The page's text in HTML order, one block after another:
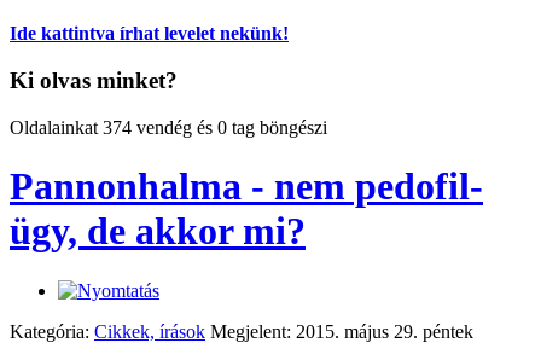
Ide kattintva írhat levelet nekünk!
Ki olvas minket?
Oldalainkat 374 vendég és 0 tag böngészi
Pannonhalma - nem pedofil-
ügy, de akkor mi?
Kategória: Cikkek, írások Megjelent: 2015. május 29. péntek